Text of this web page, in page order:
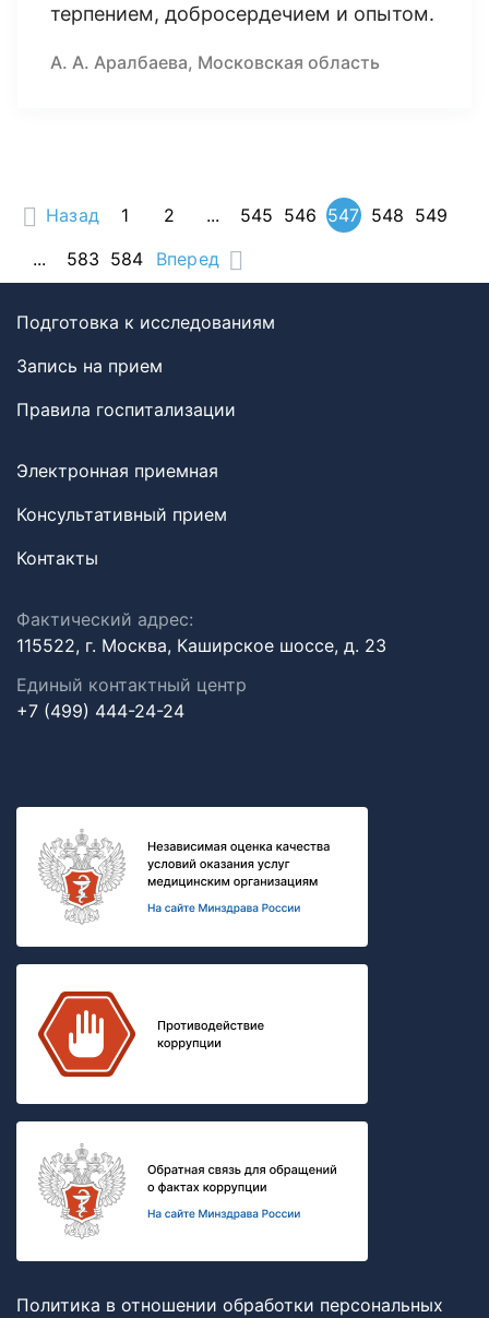
терпением, добросердечием и опытом.
А. А. Аралбаева, Московская область
Назад 1 2 ... 545 546 547 548 549
...
583 584 Вперед
Подготовка к исследованиям
Запись на прием
Правила госпитализации
Электронная приемная
Консультативный прием
Контакты
Фактический адрес:
115522, г. Москва, Каширское шоссе, д. 23
Единый контактный центр
+7 (499) 444-24-24
Политика в отношении обработки персональных